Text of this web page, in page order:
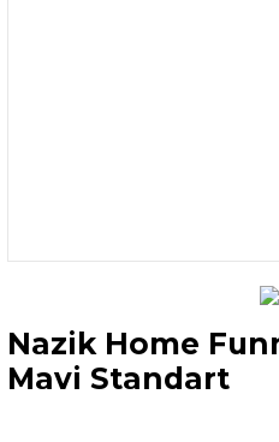
Nazik Home
Mavi Standart